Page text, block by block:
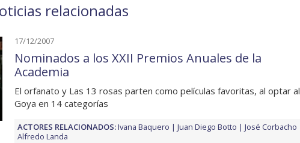
relacionadas
17/12/2007
Nominados a los XXII Premios Anuales de la
Academia
El orfanato y Las 13 rosas parten como películas favoritas, al optar al
Goya en 14 categorías
ACTORES RELACIONADOS:Ivana Baquero Juan Diego Botto
José Corbacho
Alfredo Landa